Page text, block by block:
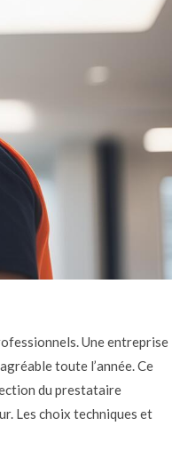
Une entreprise
toute l’année. Ce
du prestataire
Les choix techniques et